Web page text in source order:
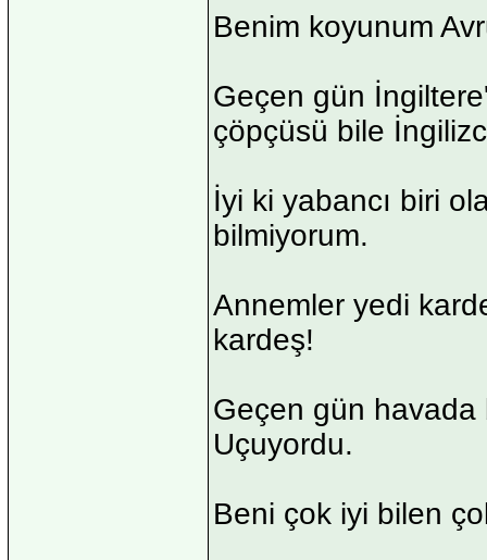
Benim koyunum
Geçen gün
çöpçüsü bile
İyi ki yabancı biri
bilmiyorum.
Annemler yedi
kardeş!
Geçen gün havada
Uçuyordu.
Beni çok iyi bilen